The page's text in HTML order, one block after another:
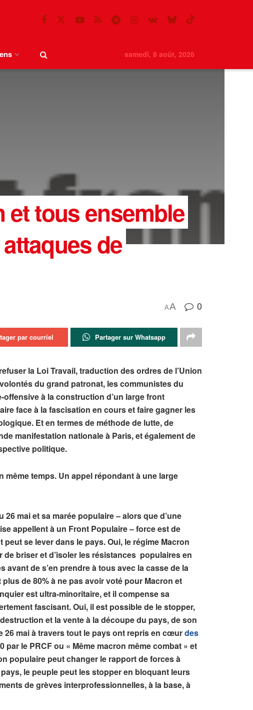
samedi, 8 août, 2026
tous ensemble
de
AA 0
par courriel Partager sur Whatsapp
la Loi Travail, traduction des ordres de l’Union
du grand patronat, les communistes du
à la construction d’un large front
face à la fascisation en cours et faire gagner les
Et en termes de méthode de lutte, de
manifestation nationale à Paris, et également de
politique.
même temps. Un appel répondant à une large
mai et sa marée populaire – alors que d’une
appellent à un Front Populaire – force est de
se lever dans le pays. Oui, le régime Macron
briser et d’isoler les résistances populaires en
de s’en prendre à tous avec la casse de la
de 80% à ne pas avoir voté pour Macron et
est ultra-minoritaire, et il compense sa
fascisant. Oui, il est possible de le stopper,
et la vente à la découpe du pays, de son
mai à travers tout le pays ont repris en cœurdes
par le PRCF ou « Même macron même combat » et
populaire peut changer le rapport de forces à
le peuple peut les stopper en bloquant leurs
de grèves interprofessionnelles, à la base, à